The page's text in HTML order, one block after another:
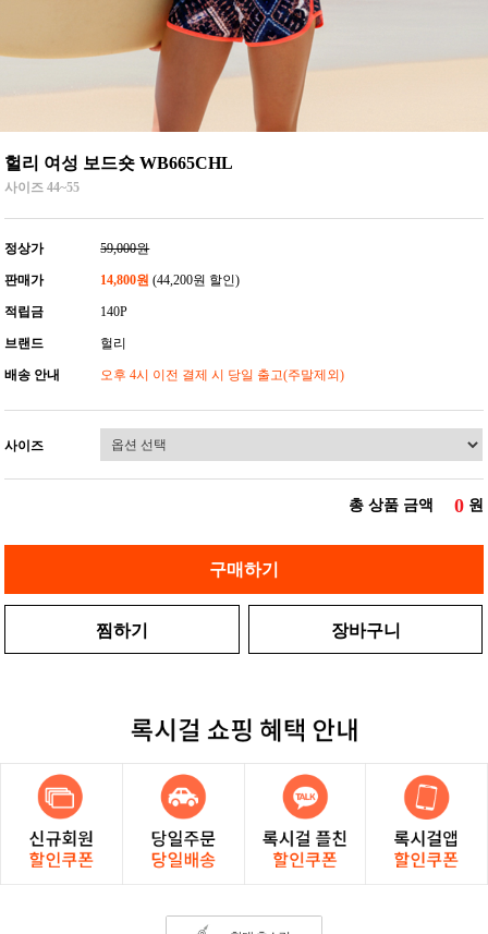
헐리 여성 보드숏 WB665CHL
사이즈 44~55
정상가 59,000원
판매가 14,800원 (44,200원 할인)
적립금 140P
브랜드 헐리
배송 안내 오후 4시 이전 결제 시 당일 출고(주말제외)
사이즈
총 상품 금액 0 원
구매하기
찜하기 장바구니